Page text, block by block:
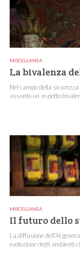
MISCELLANEA
La bivalenza
Nel campo della
assunto un aspetto
MISCELLANEA
Il futuro dello
La diffusione dell’AI
evoluzione degli ambienti